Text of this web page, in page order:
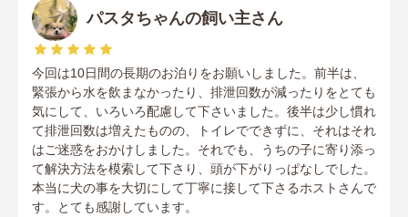
パスタちゃんの飼い主さん
今回は10日間の長期のお泊りをお願いしました。前半は、
緊張から水を飲まなかったり、排泄回数が減ったりをとても
気にして、いろいろ配慮して下さいました。後半は少し慣れ
て排泄回数は増えたものの、トイレでできずに、それはそれ
はご迷惑をおかけしました。それでも、うちの子に寄り添っ
て解決方法を模索して下さり、頭が下がりっぱなしでした。
本当に犬の事を大切にして丁寧に接して下さるホストさんで
す。とても感謝しています。